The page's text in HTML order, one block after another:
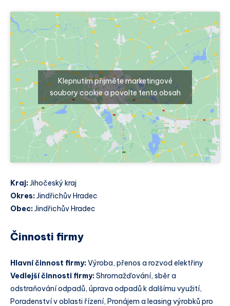
Klepnutím přijměte marketingové
soubory cookie a povolte tento obsah
Kraj:Jihočeský kraj
Okres:Jindřichův Hradec
Obec:Jindřichův Hradec
Činnosti firmy
Hlavní činnost firmy:Výroba, přenos a rozvod elektřiny
Vedlejší činnosti firmy:Shromažďování, sběr a
odstraňování odpadů, úprava odpadů k dalšímu využití,
Poradenství v oblasti řízení, Pronájem a leasing výrobků pro